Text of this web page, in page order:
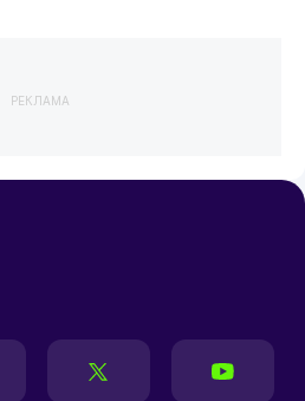
РЕКЛАМА